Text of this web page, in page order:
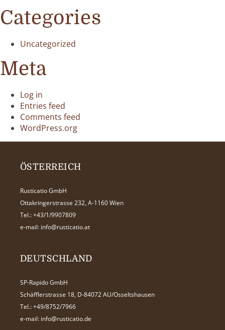
Categories
Uncategorized
Meta
Log in
Entries feed
Comments feed
WordPress.org
ÖSTERREICH
Rusticatio GmbH
Ottakringerstrasse 232, A-1160 Wien
Tel.: +43/1/9907809
e-mail: info@rusticatio.at
DEUTSCHLAND
SP-Rapido GmbH
Schäfflerstrasse 18, D-84072 AU/Osseltshausen
Tel.: +49/8752/7966
e-mail: info@rusticatio.de